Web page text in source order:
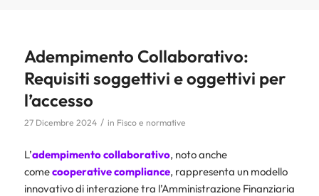
Adempimento Collaborativo:
Requisiti soggettivi e oggettivi per
l’accesso
27 Dicembre 2024 / in Fisco e normative
L’adempimento collaborativo, noto anche
comecooperative compliance, rappresenta un modello
innovativo di interazione tra l’Amministrazione Finanziaria